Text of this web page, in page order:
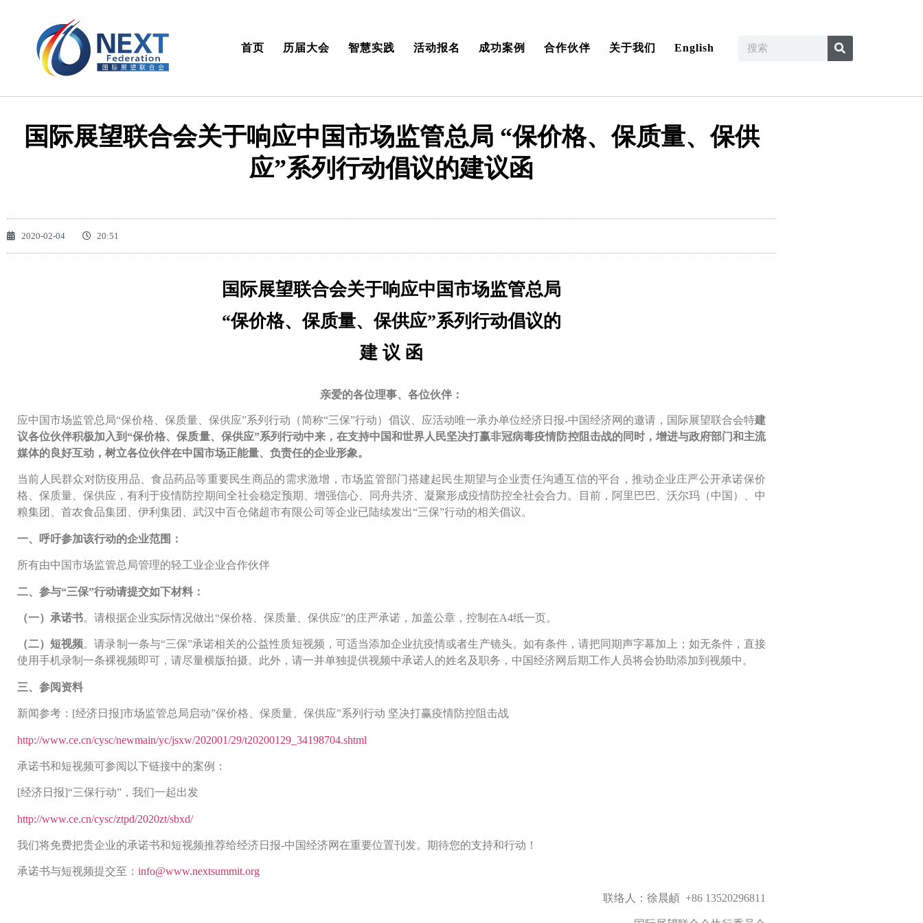
首页 历届大会 智慧实践 活动报名 成功案例 合作伙伴 关于我们 English
国际展望联合会关于响应中国市场监管总局 “保价格、保质量、保供
应”系列行动倡议的建议函
2020-02-04 20:51
国际展望联合会关于响应中国市场监管总局
“保价格、保质量、保供应”系列行动倡议的
建 议 函
亲爱的各位理事、各位伙伴：
应中国市场监管总局“保价格、保质量、保供应”系列行动（简称“三保”行动）倡议、应活动唯一承办单位经济日报-中国经济网的邀请，国际展望联合会特建
议各位伙伴积极加入到“保价格、保质量、保供应”系列行动中来，在支持中国和世界人民坚决打赢非冠病毒疫情防控阻击战的同时，增进与政府部门和主流
媒体的良好互动，树立各位伙伴在中国市场正能量、负责任的企业形象。
当前人民群众对防疫用品、食品药品等重要民生商品的需求激增，市场监管部门搭建起民生期望与企业责任沟通互信的平台，推动企业庄严公开承诺保价
格、保质量、保供应，有利于疫情防控期间全社会稳定预期、增强信心、同舟共济、凝聚形成疫情防控全社会合力。目前，阿里巴巴、沃尔玛（中国）、中
粮集团、首农食品集团、伊利集团、武汉中百仓储超市有限公司等企业已陆续发出“三保”行动的相关倡议。
一、呼吁参加该行动的企业范围：
所有由中国市场监管总局管理的轻工业企业合作伙伴
二、参与“三保”行动请提交如下材料：
（一）承诺书。请根据企业实际情况做出“保价格、保质量、保供应”的庄严承诺，加盖公章，控制在A4纸一页。
（二）短视频。请录制一条与“三保”承诺相关的公益性质短视频，可适当添加企业抗疫情或者生产镜头。如有条件，请把同期声字幕加上；如无条件，直接
使用手机录制一条裸视频即可，请尽量横版拍摄。此外，请一并单独提供视频中承诺人的姓名及职务，中国经济网后期工作人员将会协助添加到视频中。
三、参阅资料
新闻参考：[经济日报]市场监管总局启动”保价格、保质量、保供应”系列行动 坚决打赢疫情防控阻击战
http://www.ce.cn/cysc/newmain/yc/jsxw/202001/29/t20200129_34198704.shtml
承诺书和短视频可参阅以下链接中的案例：
[经济日报]“三保行动”，我们一起出发
http://www.ce.cn/cysc/ztpd/2020zt/sbxd/
我们将免费把贵企业的承诺书和短视频推荐给经济日报-中国经济网在重要位置刊发。期待您的支持和行动！
承诺书与短视频提交至： info@www.nextsummit.org
联络人：徐晨頔 +86 13520296811